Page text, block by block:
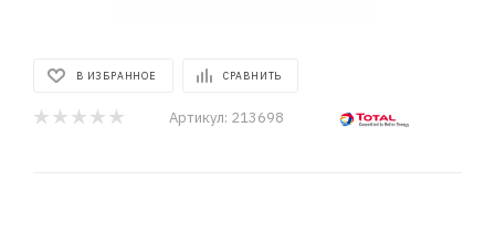
В ИЗБРАННОЕ СРАВНИТЬ
Артикул: 213698